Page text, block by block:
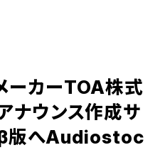
ーカーTOA株式
ナウンス作成サ
β版へAudiostoc